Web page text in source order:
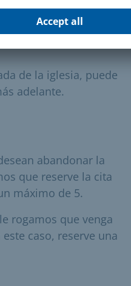
otorgarse
de la iglesia y debe
de la iglesia, puede
adelante.
abandonar la
que reserve la cita
máximo de 5.
rogamos que venga
caso, reserve una